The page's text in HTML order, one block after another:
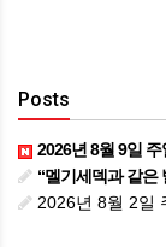
Posts
2026년 8월 9일 주
“멜기세덱과 같은
2026년 8월 2일